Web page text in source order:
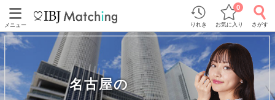
メニュー りれき お気に入り
0
さがす
名古屋の